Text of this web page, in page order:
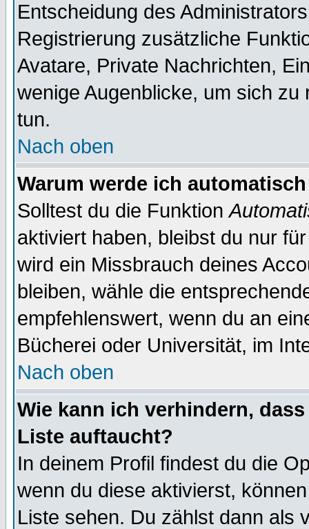
Entscheidung des
Registrierung zusätzliche
Avatare, Private Nachrichten,
wenige Augenblicke, um sich
tun.
Nach oben
Warum werde ich
Solltest du die Funktion
aktiviert haben, bleibst du nur
wird ein Missbrauch deines
bleiben, wähle die
empfehlenswert, wenn du an
Bücherei oder Universität, im
Nach oben
Wie kann ich verhindern,
Liste auftaucht?
In deinem Profil findest du die
wenn du diese aktivierst,
Liste sehen. Du zählst dann als